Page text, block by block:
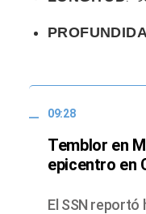
09:28
Temblor en
epicentro en
El SSN reportó